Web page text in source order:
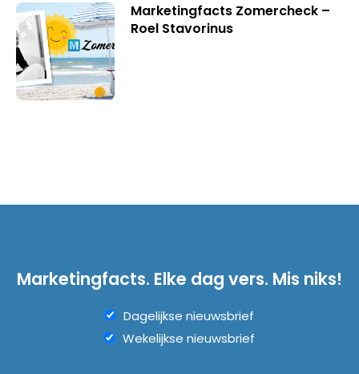
Marketingfacts Zomercheck –
Roel Stavorinus
Marketingfacts. Elke dag vers. Mis niks!
Dagelijkse nieuwsbrief
Wekelijkse nieuwsbrief